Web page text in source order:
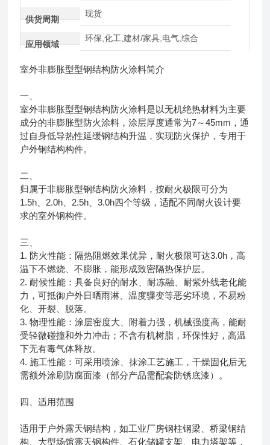
供货周期
现货
应用领域
环保,化工,建材/家具,电气,综合
室外非膨胀型型钢结构防火涂料简介
一、
室外非膨胀型型钢结构防火涂料是以无机绝热材料为主要
成分的非膨胀型防火涂料，涂层厚度通常为7～45mm，通
过自身低导热性延缓钢结构升温，实现防火保护，专用于
户外钢结构构件。
二、
归属于非膨胀型钢结构防火涂料，按耐火极限可分为
1.5h、2.0h、2.5h、3.0h四个等级，适配不同耐火设计要
求的室外钢构件。
三、
1. 防火性能：隔热阻燃效果优异，耐火极限可达3.0h，高
温下不燃烧、不膨胀，能形成致密隔热保护层。
2. 耐候性能：具备良好的耐水、耐冻融、耐紫外线老化能
力，可抵御户外日晒雨淋、温度骤变等恶劣环境，不易粉
化、开裂、脱落。
3. 物理性能：涂层密度大、附着力强，机械强度高，能耐
受轻微碰撞和外力冲击；不含有机树脂，环保性好，高温
下无有毒气体释放。
4. 施工性能：可采用喷涂、抹涂工艺施工，干燥固化后无
需额外涂刷防腐面漆（部分产品需配套防锈底漆）。
四、适用范围
适用于户外露天钢结构，如工业厂房钢柱钢梁、桥梁钢结
构、大型场馆露天钢构件、石化储罐支架、电力塔架等，